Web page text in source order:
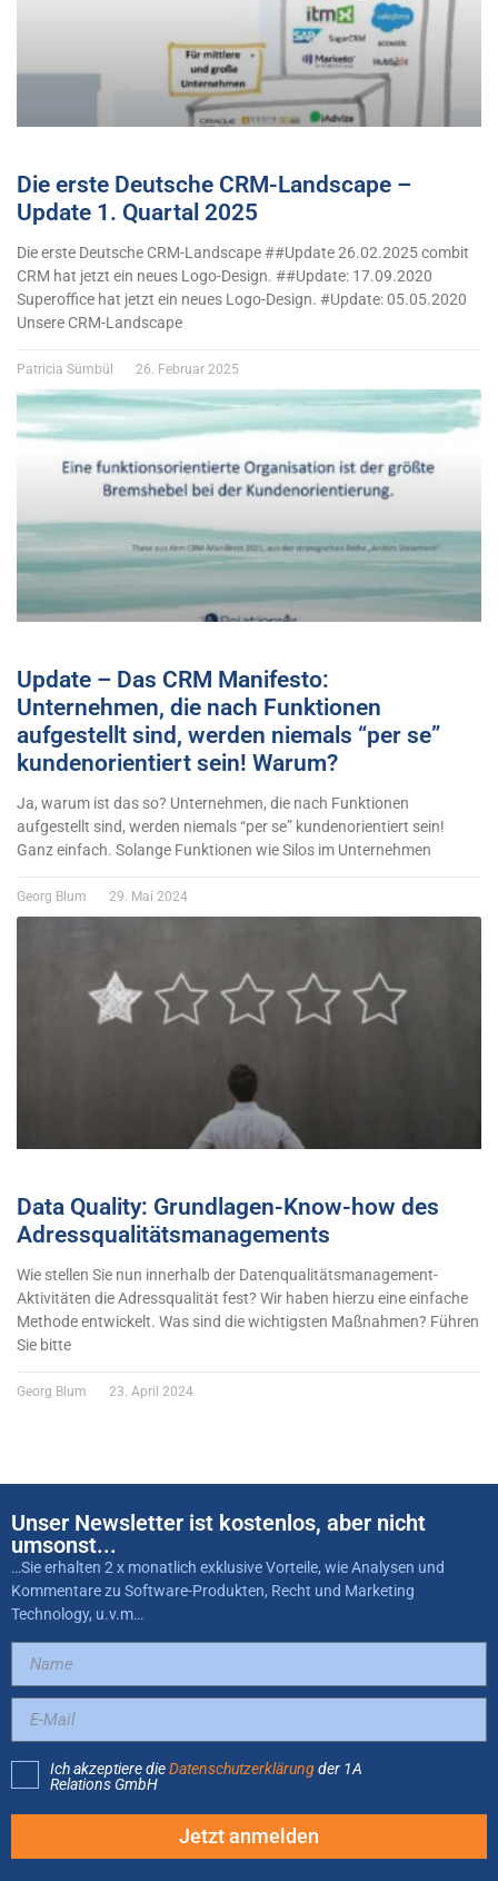
Die erste Deutsche CRM-Landscape –
Update 1. Quartal 2025
Die erste Deutsche CRM-Landscape ##Update 26.02.2025 combit
CRM hat jetzt ein neues Logo-Design. ##Update: 17.09.2020
Superoffice hat jetzt ein neues Logo-Design. #Update: 05.05.2020
Unsere CRM-Landscape
Patricia Sümbül 26. Februar 2025
Update – Das CRM Manifesto:
Unternehmen, die nach Funktionen
aufgestellt sind, werden niemals “per se”
kundenorientiert sein! Warum?
Ja, warum ist das so? Unternehmen, die nach Funktionen
aufgestellt sind, werden niemals “per se” kundenorientiert sein!
Ganz einfach. Solange Funktionen wie Silos im Unternehmen
Georg Blum 29. Mai 2024
Data Quality: Grundlagen-Know-how des
Adressqualitätsmanagements
Wie stellen Sie nun innerhalb der Datenqualitätsmanagement-
Aktivitäten die Adressqualität fest? Wir haben hierzu eine einfache
Methode entwickelt. Was sind die wichtigsten Maßnahmen? Führen
Sie bitte
Georg Blum 23. April 2024
Unser Newsletter ist kostenlos, aber nicht
umsonst...
…Sie erhalten 2 x monatlich exklusive Vorteile, wie Analysen und
Kommentare zu Software-Produkten, Recht und Marketing
Technology, u.v.m…
Ich akzeptiere dieDatenschutzerklärungder 1A
Relations GmbH
Jetzt anmelden